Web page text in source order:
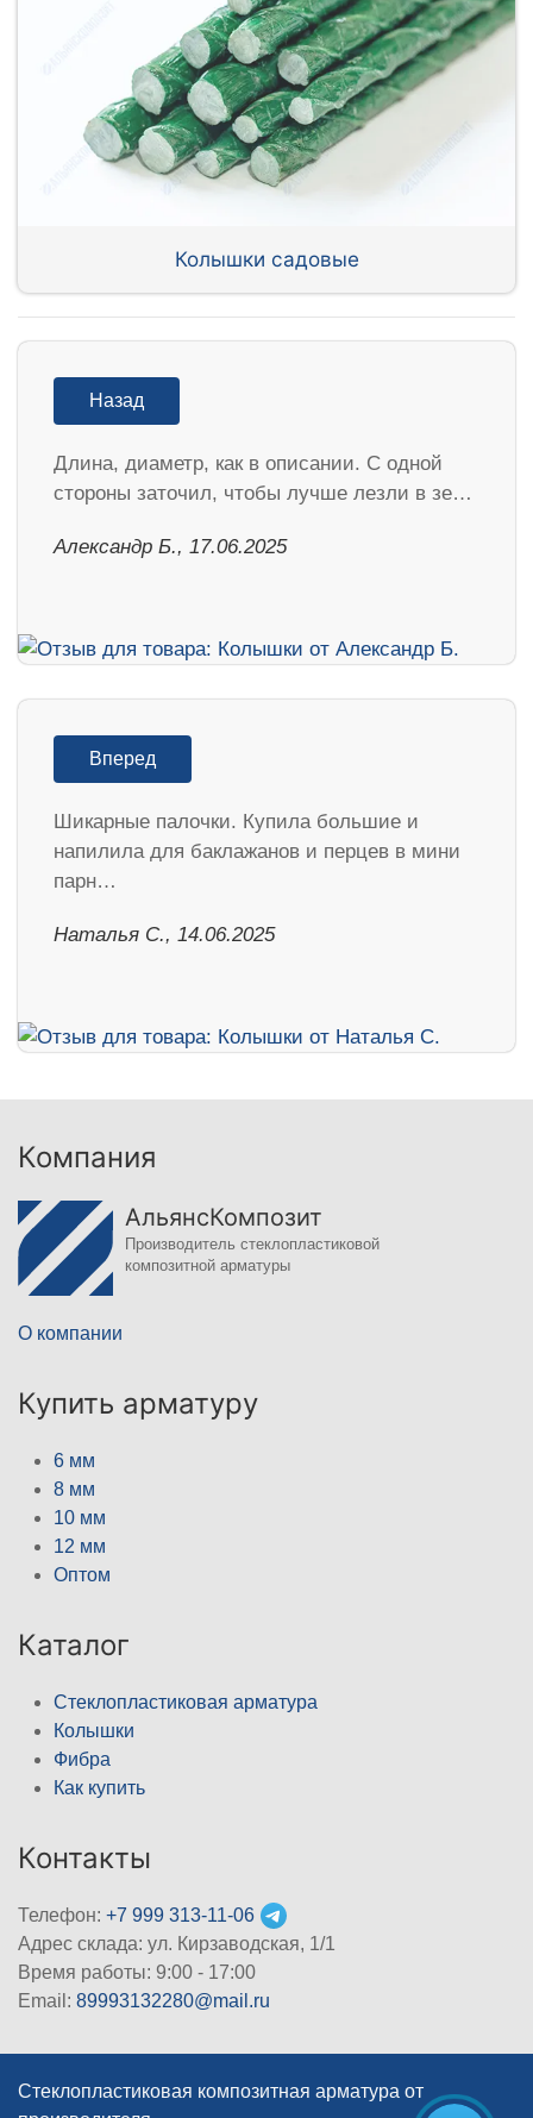
Колышки садовые
Назад
Длина, диаметр, как в описании. С одной
стороны заточил, чтобы лучше лезли в зе…
Александр Б., 17.06.2025
Вперед
Шикарные палочки. Купила большие и
напилила для баклажанов и перцев в мини
парн…
Наталья С., 14.06.2025
Компания
АльянсКомпозит
Производитель стеклопластиковой
композитной арматуры
О компании
Купить арматуру
6 мм
8 мм
10 мм
12 мм
Оптом
Каталог
Стеклопластиковая арматура
Колышки
Фибра
Как купить
Контакты
Телефон: +7 999 313-11-06
Адрес склада: ул. Кирзаводская, 1/1
Время работы: 9:00 - 17:00
Email: 89993132280@mail.ru
Стеклопластиковая композитная арматура от